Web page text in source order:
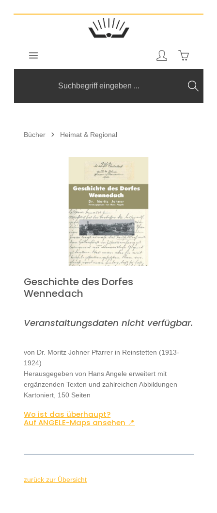
Zum Hauptinhalt springen
Bücher Heimat & Regional
Bildergalerie überspringen
Geschichte des Dorfes
Wennedach
Veranstaltungsdaten nicht verfügbar.
von Dr. Moritz Johner Pfarrer in Reinstetten (1913-
1924)
Herausgegeben von Hans Angele erweitert mit
ergänzenden Texten und zahlreichen Abbildungen
Kartoniert, 150 Seiten
Wo ist das überhaupt?
Auf ANGELE-Maps ansehen 📍
zurück zur Übersicht